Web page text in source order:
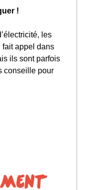
!
les
fait appel dans
ils sont parfois
conseille pour